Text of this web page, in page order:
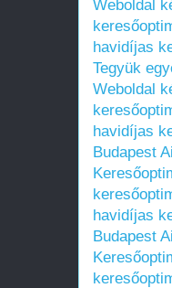
Weboldal
havidíjas
Tegyük
Weboldal
havidíjas
Budapest
havidíjas
Budapest